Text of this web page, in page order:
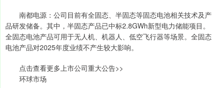
南都电源：公司目前有全固态、半固态等固态电池相关技术及产
品研发储备。其中，半固态产品已中标2.8GWh新型电力储能项目。
全固态电池产品可用于无人机、机器人、低空飞行器等场景。全固态
电池产品对2025年度业绩不产生较大影响。
点击查看更多上市公司重大公告>>
环球市场